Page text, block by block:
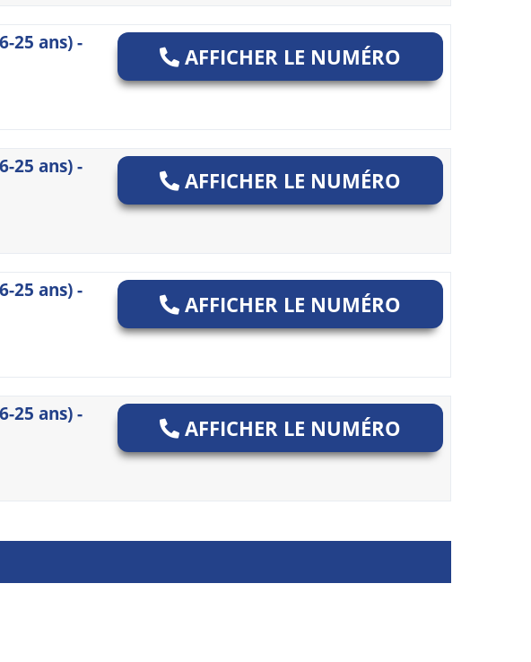
25 ans) -
AFFICHER LE NUMÉRO
25 ans) -
AFFICHER LE NUMÉRO
25 ans) -
AFFICHER LE NUMÉRO
25 ans) -
AFFICHER LE NUMÉRO